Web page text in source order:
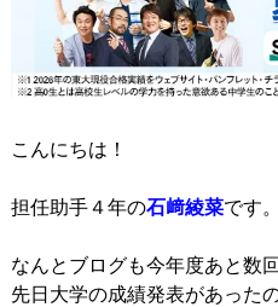
こんにちは！
担任助手４年の石﨑綾菜です。
なんとブログも今年度あと数
先日大学の成績発表があった